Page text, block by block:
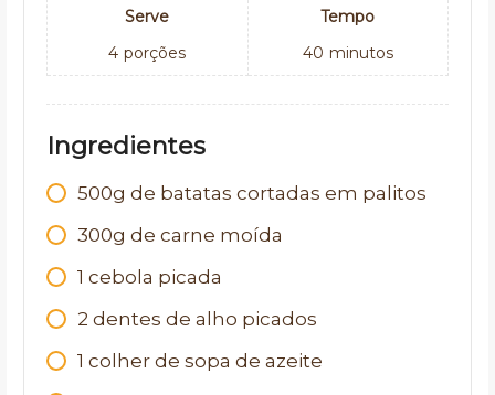
Serve
4 porções
Tempo
40 minutos
Ingredientes
500g de batatas cortadas em palitos
300g de carne moída
1 cebola picada
2 dentes de alho picados
1 colher de sopa de azeite